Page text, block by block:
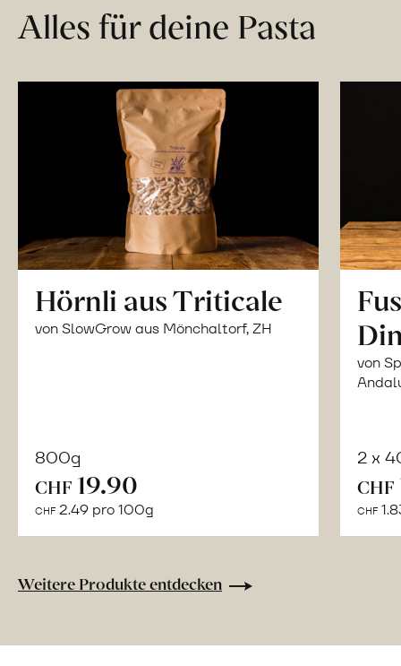
Alles für deine Pasta
Hörnli aus Triticale
von SlowGrow aus Mönchaltorf, ZH
800g
CHF 19.90
CHF 2.49 pro 100g
von
2 x
CHF
CHF
Weitere Produkte entdecken